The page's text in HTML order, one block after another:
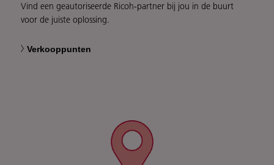
Vind een geautoriseerde Ricoh-partner bij jou in de buurt
voor de juiste oplossing.
Verkooppunten